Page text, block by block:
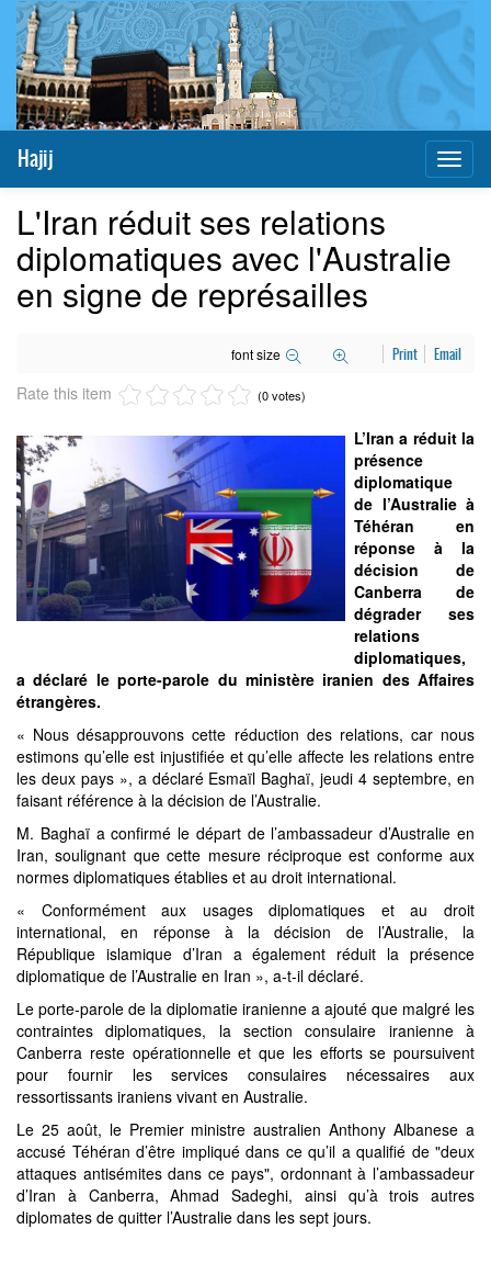
Hajij
L'Iran réduit ses relations
diplomatiques avec l'Australie
en signe de représailles
font size Print Email
Rate this item (0 votes)
L’Iran a réduit la
présence
diplomatique
de l’Australie à
Téhéran en
réponse à la
décision de
Canberra de
dégrader ses
relations
diplomatiques,
a déclaré le porte-parole du ministère iranien des Affaires
étrangères.
« Nous désapprouvons cette réduction des relations, car nous
estimons qu’elle est injustifiée et qu’elle affecte les relations entre
les deux pays », a déclaré Esmaïl Baghaï, jeudi 4 septembre, en
faisant référence à la décision de l’Australie.
M. Baghaï a confirmé le départ de l’ambassadeur d’Australie en
Iran, soulignant que cette mesure réciproque est conforme aux
normes diplomatiques établies et au droit international.
« Conformément aux usages diplomatiques et au droit
international, en réponse à la décision de l’Australie, la
République islamique d’Iran a également réduit la présence
diplomatique de l’Australie en Iran », a-t-il déclaré.
Le porte-parole de la diplomatie iranienne a ajouté que malgré les
contraintes diplomatiques, la section consulaire iranienne à
Canberra reste opérationnelle et que les efforts se poursuivent
pour fournir les services consulaires nécessaires aux
ressortissants iraniens vivant en Australie.
Le 25 août, le Premier ministre australien Anthony Albanese a
accusé Téhéran d’être impliqué dans ce qu’il a qualifié de "deux
attaques antisémites dans ce pays", ordonnant à l’ambassadeur
d’Iran à Canberra, Ahmad Sadeghi, ainsi qu’à trois autres
diplomates de quitter l’Australie dans les sept jours.